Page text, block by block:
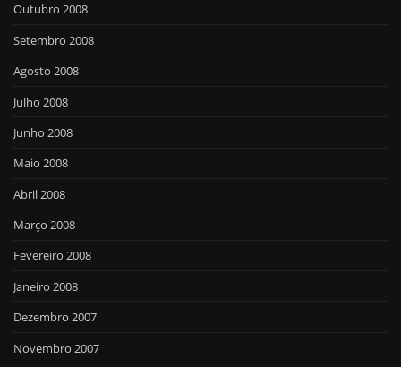
Outubro 2008
Setembro 2008
Agosto 2008
Julho 2008
Junho 2008
Maio 2008
Abril 2008
Março 2008
Fevereiro 2008
Janeiro 2008
Dezembro 2007
Novembro 2007